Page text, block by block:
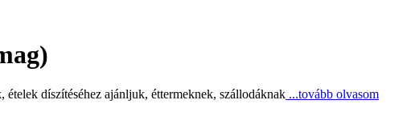
díszítéséhez ajánljuk, éttermeknek, szállodáknak ...tovább olvasom